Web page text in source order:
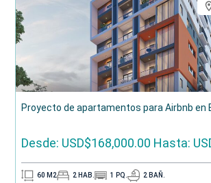
Proyecto de apartamentos para Airbnb en
Desde: USD$168,000.00 Hasta:
60 M2 2 HAB. 1 PQ. 2 BAÑ.